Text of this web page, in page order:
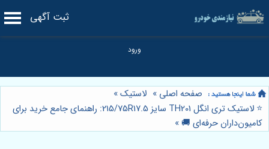
ثبت آگهی
صفحه اصلی » لاستیک»
⭐️ لاستیک تری انگل TH201 سایز 215/75R17.5: راهنمای جامع خرید برای
کامیون‌داران حرفه‌ای 🚚 »